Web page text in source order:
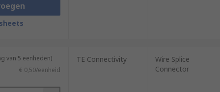
van 5 eenheden)
€ 0,50/eenheid
TE Connectivity
Wire Splice
Connector